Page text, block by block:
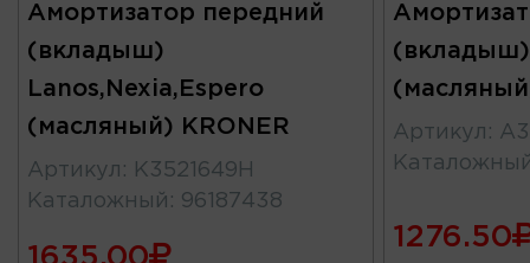
Амортизатор передний
(вкладыш)
Lanos,Nexia,Espero
(масляный) KRONER
Артикул :
K3521649H
Каталожный : 96187438
1635.00
(вкладыш)
Артикул :
1276.50